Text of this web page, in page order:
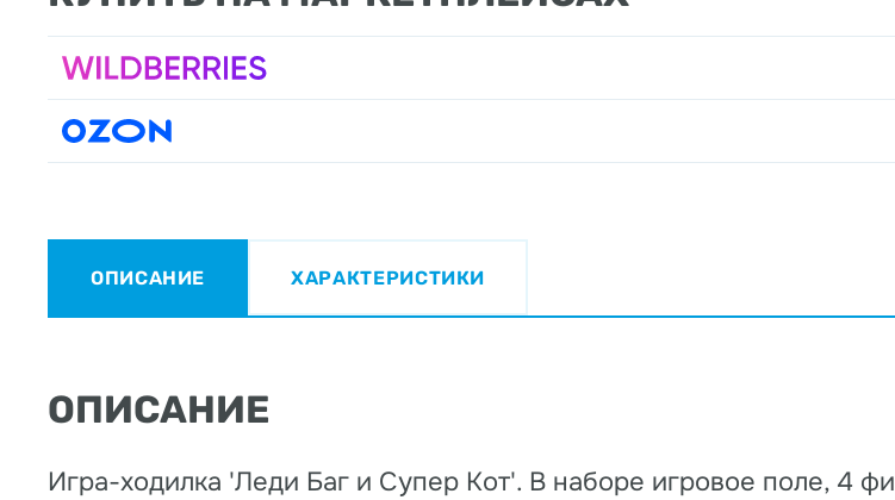
ОПИСАНИЕ ХАРАКТЕРИСТИКИ
ОПИСАНИЕ
Игра-ходилка 'Леди Баг и Супер Кот'. В наборе игровое поле, 4